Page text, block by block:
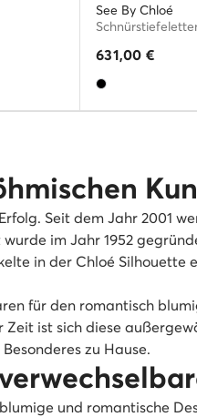
See By Chloé
631,00 €
Seit dem Jahr 2001
im Jahr 1952
in der Chloé
für den romantisch
ist sich diese
zu Hause.
und romantische